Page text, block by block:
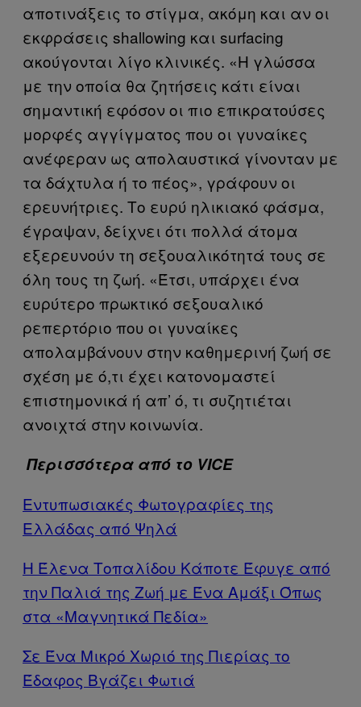
αποτινάξεις το στίγμα, ακόμη και αν οι
εκφράσεις shallowing και surfacing
ακούγονται λίγο κλινικές. «Η γλώσσα
με την οποία θα ζητήσεις κάτι είναι
σημαντική εφόσον οι πιο επικρατούσες
μορφές αγγίγματος που οι γυναίκες
ανέφεραν ως απολαυστικά γίνονταν με
τα δάχτυλα ή το πέος», γράφουν οι
ερευνήτριες. Το ευρύ ηλικιακό φάσμα,
έγραψαν, δείχνει ότι πολλά άτομα
εξερευνούν τη σεξουαλικότητά τους σε
όλη τους τη ζωή. «Έτσι, υπάρχει ένα
ευρύτερο πρωκτικό σεξουαλικό
ρεπερτόριο που οι γυναίκες
απολαμβάνουν στην καθημερινή ζωή σε
σχέση με ό,τι έχει κατονομαστεί
επιστημονικά ή απ’ ό, τι συζητιέται
ανοιχτά στην κοινωνία.
Περισσότερα από το VICE
Εντυπωσιακές Φωτογραφίες της
Ελλάδας από Ψηλά
Η Έλενα Τοπαλίδου Κάποτε Έφυγε από
την Παλιά της Ζωή με Ένα Αμάξι Όπως
στα «Μαγνητικά Πεδία»
Σε Ένα Μικρό Χωριό της Πιερίας το
Έδαφος Βγάζει Φωτιά